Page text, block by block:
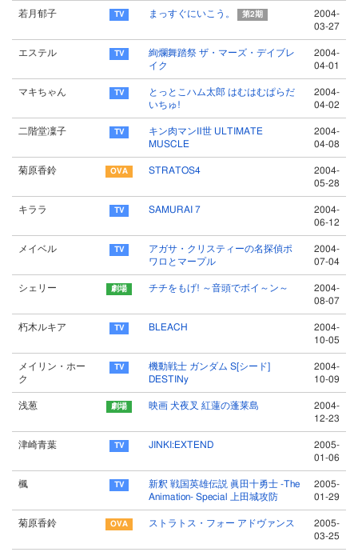
若月郁子 まっすぐにいこう。 第2期
2004-
03-27
エステル
絢爛舞踏祭 ザ・マーズ・デイブレ
イク
2004-
04-01
マキちゃん
とっとこハム太郎 はむはむぱらだ
いちゅ!
2004-
04-02
二階堂凜子
キン肉マンⅡ世 ULTIMATE
MUSCLE
2004-
04-08
菊原香鈴 STRATOS4
2004-
05-28
キララ SAMURAI 7
2004-
06-12
メイベル
アガサ・クリスティーの名探偵ポ
ワロとマープル
2004-
07-04
シェリー チチをもげ! ～音頭でボイ～ン～
2004-
08-07
朽木ルキア BLEACH
2004-
10-05
メイリン・ホー
ク
機動戦士 ガンダム S[シード]
DESTINy
2004-
10-09
浅葱 映画 犬夜叉 紅蓮の蓬莱島
2004-
12-23
津崎青葉 JINKI:EXTEND
2005-
01-06
楓
新釈 戦国英雄伝説 眞田十勇士 -The
Animation- Special 上田城攻防
2005-
01-29
菊原香鈴 ストラトス・フォー アドヴァンス
2005-
03-25